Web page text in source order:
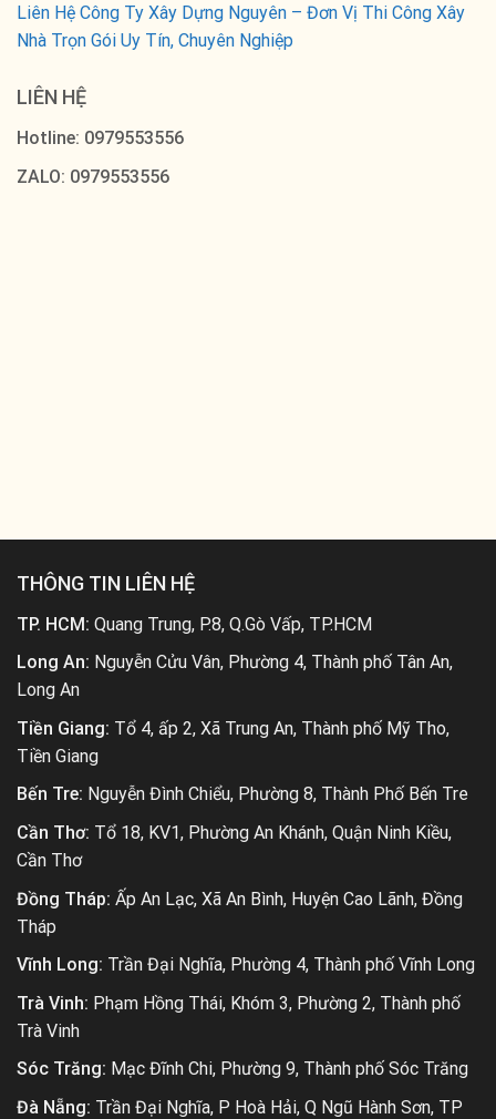
Liên Hệ Công Ty Xây Dựng Nguyên – Đơn Vị Thi Công Xây
Nhà Trọn Gói Uy Tín, Chuyên Nghiệp
LIÊN HỆ
Hotline: 0979553556
ZALO: 0979553556
THÔNG TIN LIÊN HỆ
TP. HCM: Quang Trung, P.8, Q.Gò Vấp, TP.HCM
Long An: Nguyễn Cửu Vân, Phường 4, Thành phố Tân An,
Long An
Tiền Giang: Tổ 4, ấp 2, Xã Trung An, Thành phố Mỹ Tho,
Tiền Giang
Bến Tre: Nguyễn Đình Chiểu, Phường 8, Thành Phố Bến Tre
Cần Thơ: Tổ 18, KV1, Phường An Khánh, Quận Ninh Kiều,
Cần Thơ
Đồng Tháp: Ấp An Lạc, Xã An Bình, Huyện Cao Lãnh, Đồng
Tháp
Vĩnh Long: Trần Đại Nghĩa, Phường 4, Thành phố Vĩnh Long
Trà Vinh: Phạm Hồng Thái, Khóm 3, Phường 2, Thành phố
Trà Vinh
Sóc Trăng: Mạc Đĩnh Chi, Phường 9, Thành phố Sóc Trăng
Đà Nẵng: Trần Đại Nghĩa, P Hoà Hải, Q Ngũ Hành Sơn, TP